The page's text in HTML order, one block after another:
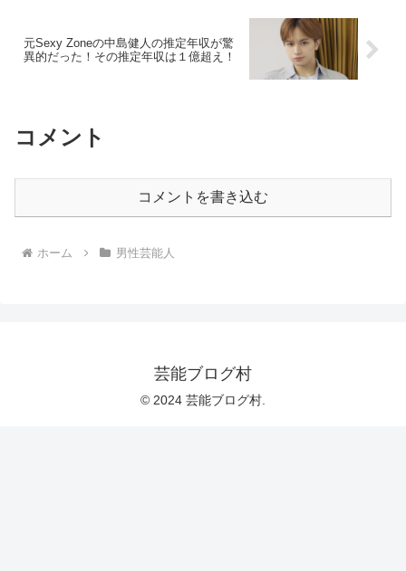
元Sexy Zoneの中島健人の推定年収が驚
異的だった！その推定年収は１億超え！
コメント
コメントを書き込む
ホーム 男性芸能人
芸能ブログ村
© 2024 芸能ブログ村.